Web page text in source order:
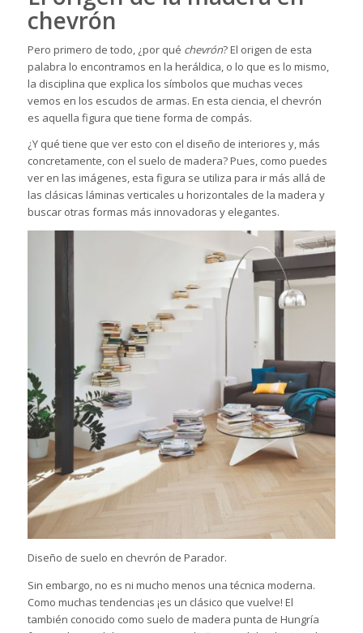
chevrón
Pero primero de todo, ¿por qué chevrón? El origen de esta
palabra lo encontramos en la heráldica, o lo que es lo mismo,
la disciplina que explica los símbolos que muchas veces
vemos en los escudos de armas. En esta ciencia, el chevrón
es aquella figura que tiene forma de compás.
¿Y qué tiene que ver esto con el diseño de interiores y, más
concretamente, con el suelo de madera? Pues, como puedes
ver en las imágenes, esta figura se utiliza para ir más allá de
las clásicas láminas verticales u horizontales de la madera y
buscar otras formas más innovadoras y elegantes.
Diseño de suelo en chevrón de Parador.
Sin embargo, no es ni mucho menos una técnica moderna.
Como muchas tendencias ¡es un clásico que vuelve! El
también conocido como suelo de madera punta de Hungría